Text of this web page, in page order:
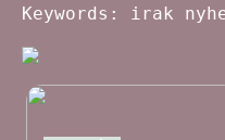
Keywords: irak